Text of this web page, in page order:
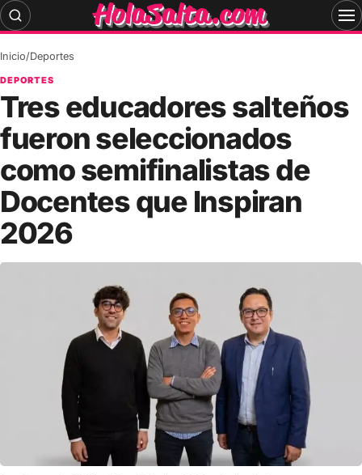
Skip
to
Inicio/Deportes
DEPORTES
Tres educadores salteños
fueron seleccionados
como semifinalistas de
Docentes que Inspiran
2026